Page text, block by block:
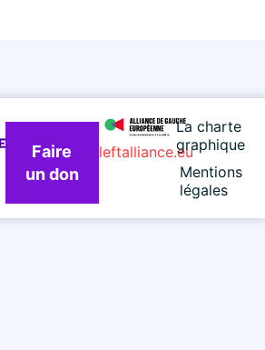
Faire
un don
La charte
graphique
Mentions
légales
leftalliance.eu